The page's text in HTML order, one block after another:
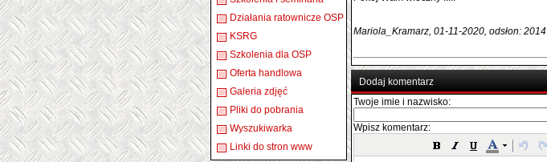
Działania ratownicze OSP
KSRG
Szkolenia dla OSP
Oferta handlowa
Galeria zdjęć
Pliki do pobrania
Wyszukiwarka
Linki do stron www
Mariola_Kramarz, 01-11-2020, odsłon: 2014
Dodaj komentarz
Twoje imie i nazwisko:
Wpisz komentarz: